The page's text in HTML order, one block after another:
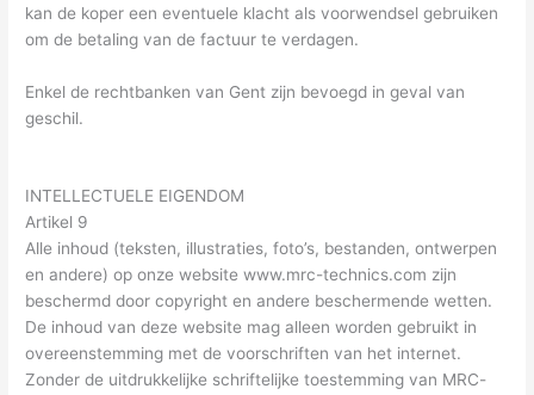
kan de koper een eventuele klacht als voorwendsel gebruiken
om de betaling van de factuur te verdagen.
Enkel de rechtbanken van Gent zijn bevoegd in geval van
geschil.
INTELLECTUELE EIGENDOM
Artikel 9
Alle inhoud (teksten, illustraties, foto’s, bestanden, ontwerpen
en andere) op onze website www.mrc-technics.com zijn
beschermd door copyright en andere beschermende wetten.
De inhoud van deze website mag alleen worden gebruikt in
overeenstemming met de voorschriften van het internet.
Zonder de uitdrukkelijke schriftelijke toestemming van MRC-